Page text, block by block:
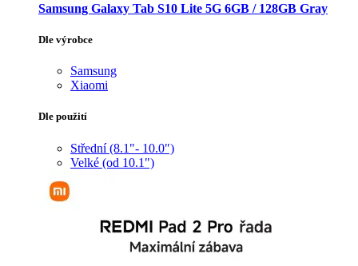
Samsung Galaxy Tab S10 Lite 5G 6GB / 128GB Gray
Dle výrobce
Samsung
Xiaomi
Dle použití
Střední (8.1"- 10.0")
Velké (od 10.1")